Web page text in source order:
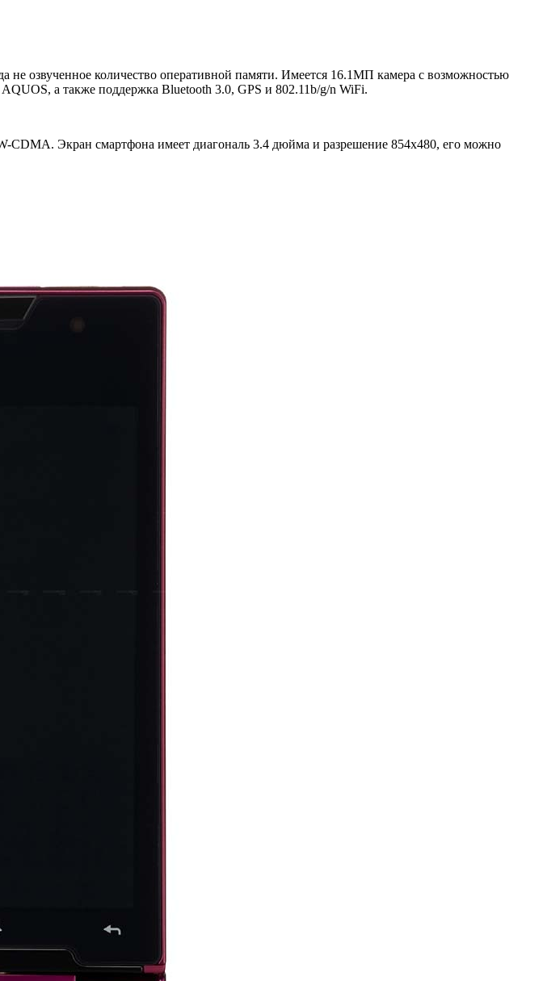
не озвученное количество оперативной памяти. Имеется 16.1МП камера с возможностью
а также поддержка Bluetooth 3.0, GPS и 802.11b/g/n WiFi.
CDMA. Экран смартфона имеет диагональ 3.4 дюйма и разрешение 854х480, его можно